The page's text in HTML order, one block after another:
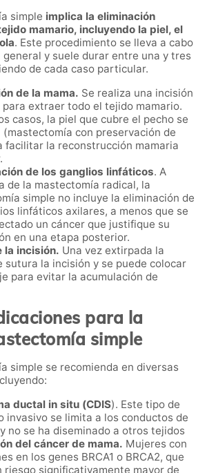
simple implica la eliminación
mamario, incluyendo la piel, el
. Este procedimiento se lleva a cabo
y suele durar entre una y tres
de cada caso particular.
de la mama. Se realiza una incisión
para extraer todo el tejido mamario.
casos, la piel que cubre el pecho se
(mastectomía con preservación de
facilitar la reconstrucción mamaria
de los ganglios linfáticos. A
de la mastectomía radical, la
simple no incluye la eliminación de
linfáticos axilares, a menos que se
un cáncer que justifique su
en una etapa posterior.
la incisión. Una vez extirpada la
sutura la incisión y se puede colocar
para evitar la acumulación de
para la
simple
simple se recomienda en diversas
ductal in situ (CDIS). Este tipo de
invasivo se limita a los conductos de
no se ha diseminado a otros tejidos
del cáncer de mama. Mujeres con
en los genes BRCA1 o BRCA2, que
riesgo significativamente mayor de